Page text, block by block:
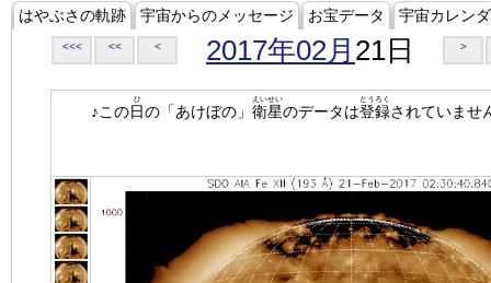
はやぶさの軌跡 宇宙からのメッセージ お宝データ 宇宙カレン
<<< << < 2017年02月 21日 >
♪この日
ひ
の「あけぼの」 衛星
えいせい
のデータは登録
とうろく
されていませ